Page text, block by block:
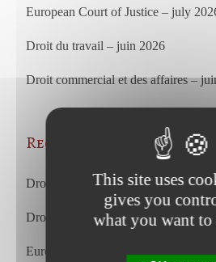
European Court of Justice – july
Droit du travail – juin 2026
Droit commercial et des affaires –
Recent Posts
Droit du travail – juillet 2026
Droit commercial et des affaires –
European Court of Justice – july 2026
This site uses
gives you
what you want to